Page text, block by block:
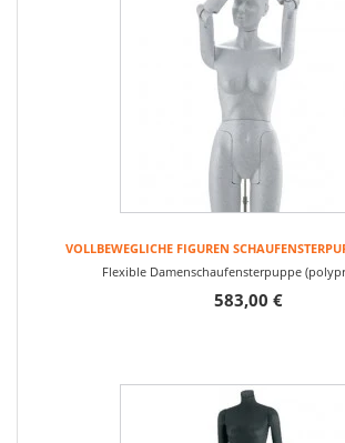
VOLLBEWEGLICHE FIGUREN
Flexible Damenschaufensterpuppe
583,00 €